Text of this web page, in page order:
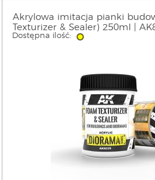
Akrylowa imitacja pianki
Texturizer & Sealer) 250ml |
Dostępna ilość: